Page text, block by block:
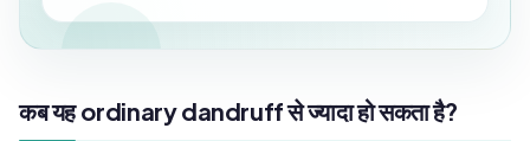
कब यह ordinary dandruff से ज्यादा हो सकता है?